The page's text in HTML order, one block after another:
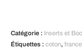
e
Catégorie : Inserts et
Étiquettes :coton,france